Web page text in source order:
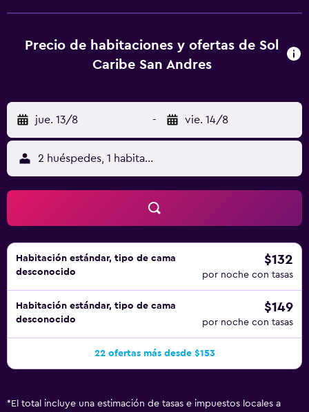
Precio de habitaciones y ofertas de Sol
Caribe San Andres
jue. 13/8 - vie. 14/8
2 huéspedes, 1 habitación
Habitación estándar, tipo de cama
desconocido
$132
por noche con tasas
Habitación estándar, tipo de cama
desconocido
$149
por noche con tasas
22 ofertas más desde $153
* El total incluye una estimación de tasas e impuestos locales a